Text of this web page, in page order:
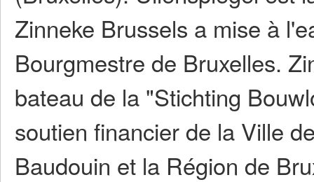
Zinneke Brussels a mise à
Bourgmestre de Bruxelles.
bateau de la "Stichting
soutien financier de la Ville
Baudouin et la Région de